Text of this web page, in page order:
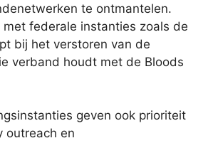
te ontmantelen.
met federale instanties zoals de
bij het verstoren van de
verband houdt met de Bloods
geven ook prioriteit
outreach en